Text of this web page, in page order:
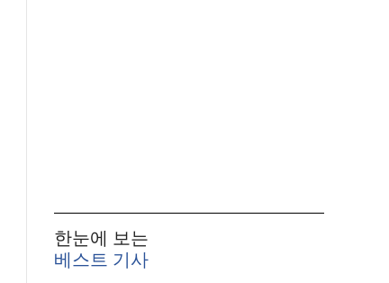
한눈에 보는
베스트 기사